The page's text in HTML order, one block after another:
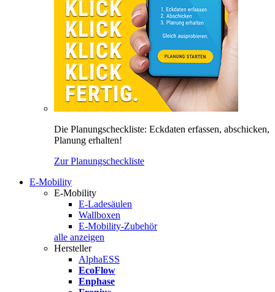
Die Planungscheckliste: Eckdaten erfassen, abschicken,
Planung erhalten!
Zur Planungscheckliste
E-Mobility
E-Mobility
E-Ladesäulen
Wallboxen
E-Mobility-Zubehör
alle anzeigen
Hersteller
AlphaESS
EcoFlow
Enphase